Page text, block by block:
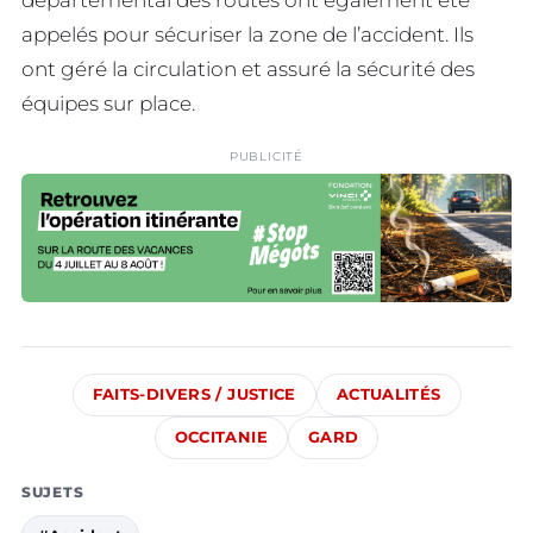
appelés pour sécuriser la zone de l’accident. Ils
ont géré la circulation et assuré la sécurité des
équipes sur place.
PUBLICITÉ
FAITS-DIVERS / JUSTICE ACTUALITÉS
OCCITANIE GARD
SUJETS